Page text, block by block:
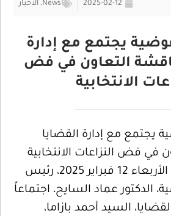
2025-02-12
News
, الأخبار
يجتمع مع إدارة
التعاون في فض
الانتخابية
مع إدارة القضايا
في فض النزاعات الانتخابية
عقد صباح اليوم الأربعاء 12 فبراير 2025، رئيس
الدكتور عماد السايح، اجتماعاً
السيد أحمد بازاما،